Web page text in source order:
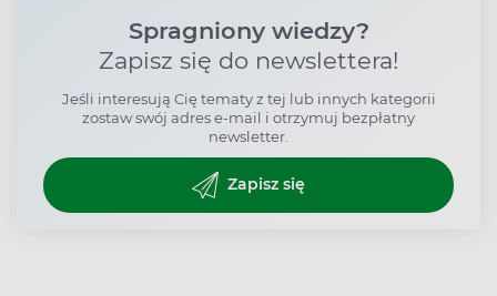
Spragniony wiedzy?
Zapisz się do newslettera!
Jeśli interesują Cię tematy z tej lub innych kategorii
zostaw swój adres e-mail i otrzymuj bezpłatny
newsletter.
Zapisz się